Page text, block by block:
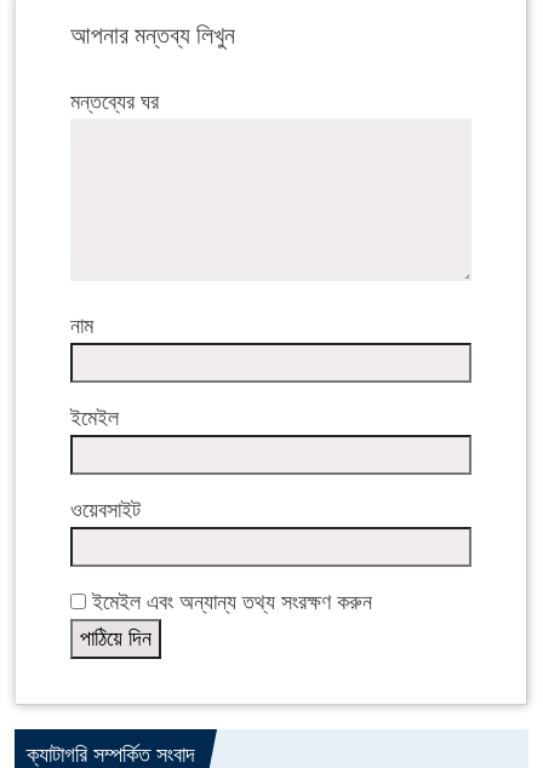
আপনার মন্তব্য লিখুন
মন্তব্যের ঘর
নাম
ইমেইল
ওয়েবসাইট
ইমেইল এবং অন্যান্য তথ্য সংরক্ষণ করুন
ক্যাটাগরি সম্পর্কিত সংবাদ